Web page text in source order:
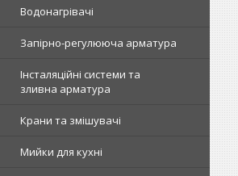
Водонагрівачі
Запірно-регулююча арматура
Інсталяційні системи та
зливна арматура
Крани та змішувачі
Мийки для кухні